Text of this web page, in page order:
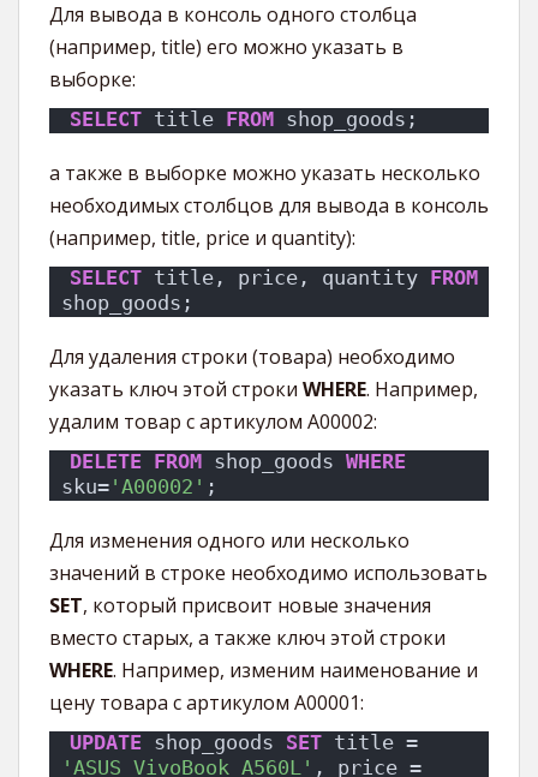
Для вывода в консоль одного столбца
(например, title) его можно указать в
выборке:
SELECT title FROM shop_goods;
а также в выборке можно указать несколько
необходимых столбцов для вывода в консоль
(например, title, price и quantity):
SELECT title, price, quantity FROM
shop_goods;
Для удаления строки (товара) необходимо
указать ключ этой строки WHERE. Например,
удалим товар с артикулом A00002:
DELETE FROM shop_goods WHERE
sku= 'A00002' ;
Для изменения одного или несколько
значений в строке необходимо использовать
SET, который присвоит новые значения
вместо старых, а также ключ этой строки
WHERE. Например, изменим наименование и
цену товара с артикулом A00001:
UPDATE shop_goods SET
'ASUS VivoBook A560L'